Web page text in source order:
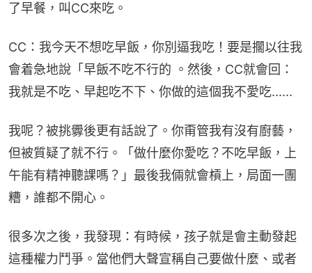
了早餐，叫CC來吃。
CC：我今天不想吃早飯，你別逼我吃！要是擱以往我
會着急地說「早飯不吃不行的 。然後，CC就會回：
我就是不吃、早起吃不下、你做的這個我不愛吃......
我呢？被挑釁後更有話說了。你甭管我有沒有廚藝，
但被質疑了就不行。「做什麼你愛吃？不吃早飯，上
午能有精神聽課嗎？」最後我倆就會槓上，局面一團
糟，誰都不開心。
很多次之後，我發現：有時候，孩子就是會主動發起
這種權力鬥爭。當他們大聲宣稱自己要做什麼、或者